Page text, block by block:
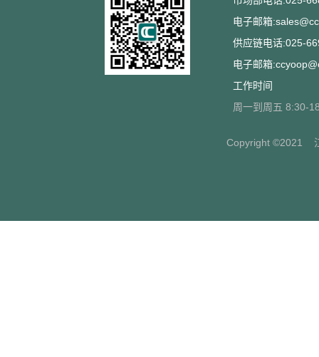
电子邮箱
供应链电话:025-
电子邮箱
工作时间
周一到周五 8:30-
Copyright ©2021